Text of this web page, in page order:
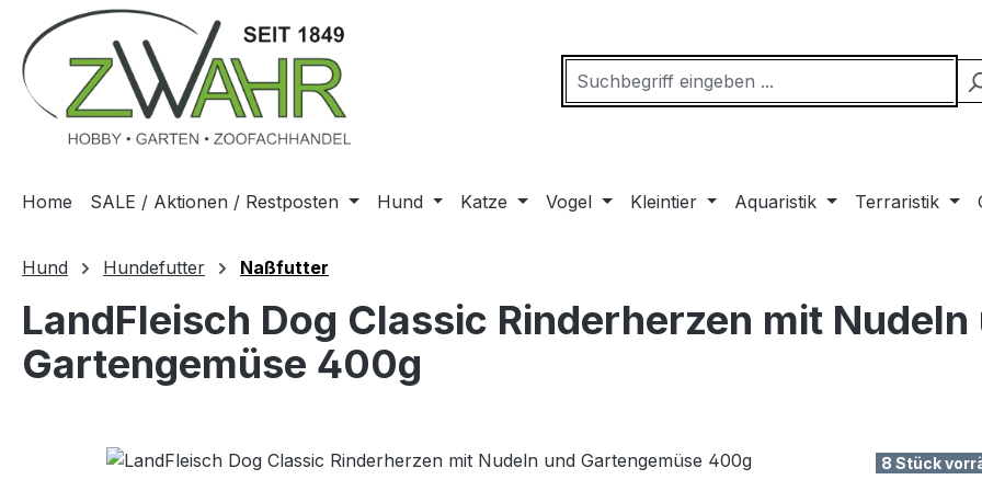
Hauptinhalt springen
Zur Suche springen
Zur Hauptnavigation springen
Home SALE / Aktionen / Restposten Hund Katze Vogel Kleintier Aquaristik Terraristik
Hund Hundefutter Naßfutter
LandFleisch Dog Classic Rinderherzen mit Nudeln
Gartengemüse 400g
Bildergalerie überspringen 8 Stück